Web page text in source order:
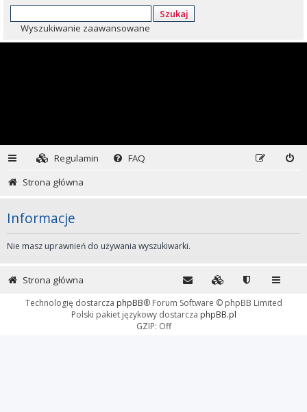
Szukaj
Wyszukiwanie zaawansowane
Regulamin
FAQ
Strona główna
Informacje
Nie masz uprawnień do używania wyszukiwarki.
Strona główna
Technologię dostarcza phpBB® Forum Software © phpBB Limited
Polski pakiet językowy dostarcza phpBB.pl
GZIP: Off